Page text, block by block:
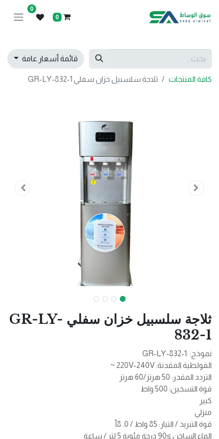
0
0
قائمة أسعار عامة
كافة المنتجات ثلاجة سلسبيل خزان سفلي GR-LY-832-1
ثلاجة سلسبيل خزان سفلي GR-LY-
832-1
نموذج: :GR-LY-832-1
الفولطية المقدنة: 220V-240V ~
التردد المقدر: 50 هرتز/60 هرتز
قوة التسخين: 500 واط
كبير
منزلي
قوة التبريد / التيار: 85 واط / 0. 8أ
الماء الساخن ≥90 درجة مئوية 5 لتر / ساعة